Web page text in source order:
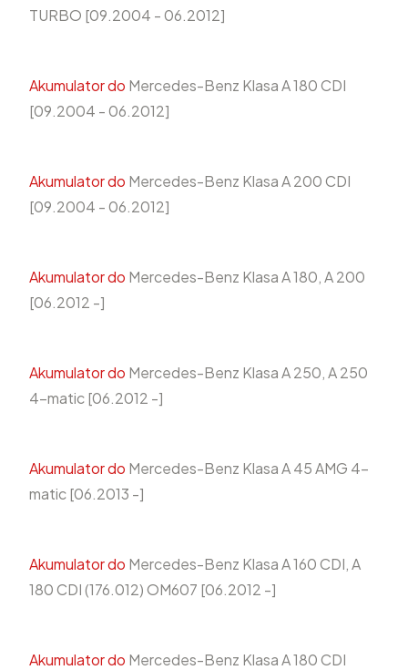
TURBO [09.2004 - 06.2012]
Akumulator do Mercedes-Benz Klasa A 180 CDI
[09.2004 - 06.2012]
Akumulator do Mercedes-Benz Klasa A 200 CDI
[09.2004 - 06.2012]
Akumulator do Mercedes-Benz Klasa A 180, A 200
[06.2012 -]
Akumulator do Mercedes-Benz Klasa A 250, A 250
4-matic [06.2012 -]
Akumulator do Mercedes-Benz Klasa A 45 AMG 4-
matic [06.2013 -]
Akumulator do Mercedes-Benz Klasa A 160 CDI, A
180 CDI (176.012) OM607 [06.2012 -]
Akumulator do Mercedes-Benz Klasa A 180 CDI